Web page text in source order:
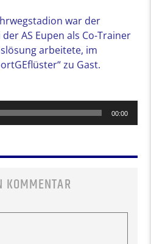
war der
AS Eupen als Co-Trainer
arbeitete, im
zu Gast.
00:00
KOMMENTAR